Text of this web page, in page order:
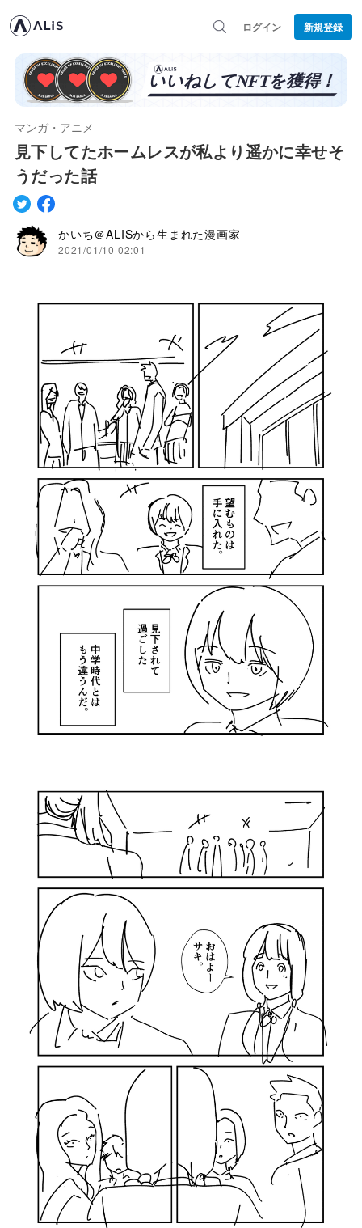
ログイン 新規登録
マンガ・アニメ
見下してたホームレスが私より遥かに幸せそ
うだった話
かいち＠ALISから生まれた漫画家
2021/01/10 02:01